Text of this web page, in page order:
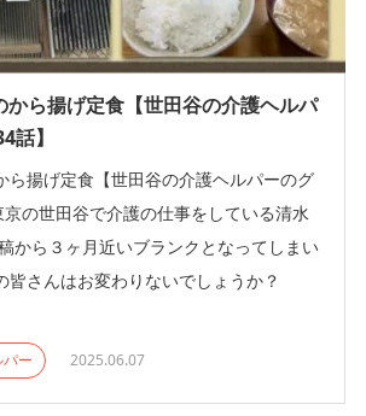
から揚げ定食【世田谷の介護ヘルパ
話】
ら揚げ定食【世田谷の介護ヘルパーのグ
の世田谷で介護の仕事をしている清水
から３ヶ月近いブランクとなってしまい
皆さんはお変わりないでしょうか？
ー 2025.06.07